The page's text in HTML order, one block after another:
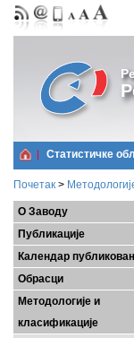
Статистичке
Почетак >
О Заводу
Публикације
Календар
Обрасци
Методологије и
класификације